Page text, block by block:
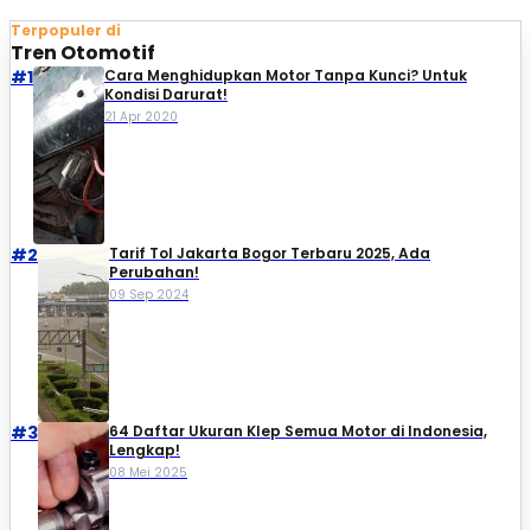
Terpopuler di
Tren Otomotif
#1
Cara Menghidupkan Motor Tanpa Kunci? Untuk
Kondisi Darurat!
21 Apr 2020
#2
Tarif Tol Jakarta Bogor Terbaru 2025, Ada
Perubahan!
09 Sep 2024
#3
64 Daftar Ukuran Klep Semua Motor di Indonesia,
Lengkap!
08 Mei 2025